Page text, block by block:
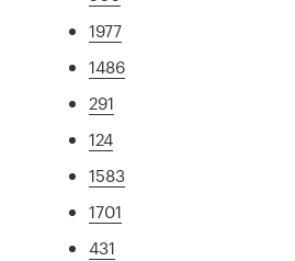
1977
1486
291
124
1583
1701
431